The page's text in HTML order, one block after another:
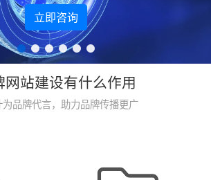
立即咨询
网站建设有什么作用
为品牌代言，助力品牌传播更广